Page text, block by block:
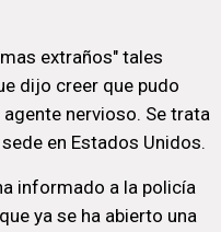
extraños" tales
dijo creer que pudo
nervioso. Se trata
en Estados Unidos.
informado a la policía
ya se ha abierto una